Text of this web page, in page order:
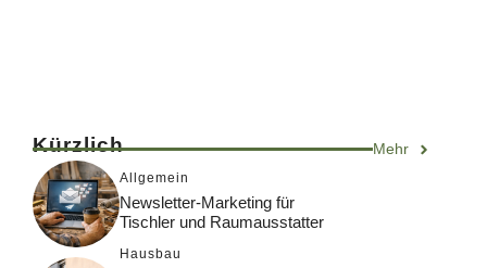
Kürzlich Mehr
Allgemein
Newsletter-Marketing für
Tischler und Raumausstatter
Hausbau